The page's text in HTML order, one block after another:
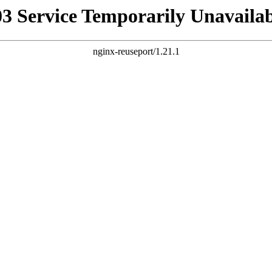
Service Temporarily
nginx-reuseport/1.21.1